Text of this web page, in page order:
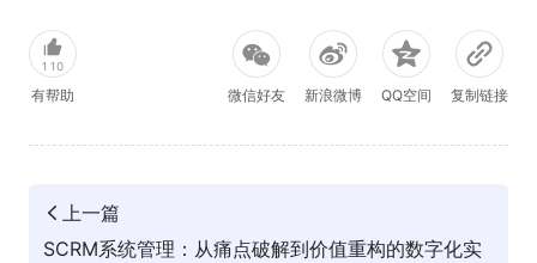
110
有帮助 微信好友 新浪微博 QQ空间 复制链接
上一篇
SCRM系统管理：从痛点破解到价值重构的数字化实